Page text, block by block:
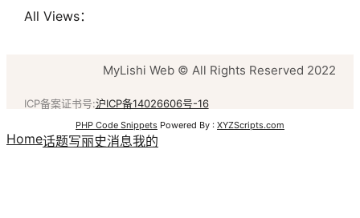
All Views：
MyLishi Web © All Rights Reserved 2022
ICP备案证书号:沪ICP备14026606号-16
PHP Code Snippets Powered By : XYZScripts.com
Home话题写丽史消息我的